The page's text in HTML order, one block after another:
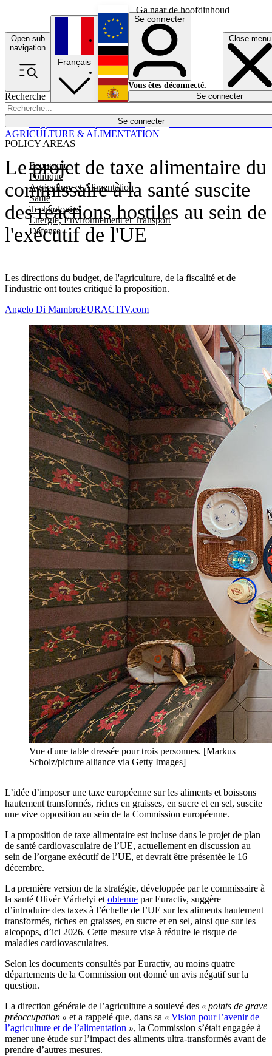
Ga naar de hoofdinhoud
Open sub
navigation
Close menu
Recherche
Se connecter
POLICY AREAS
Economie
Politique
Agriculture et Alimentation
Santé
Technologies
Energie, Environnement et Transport
Défense
Économie
Français
English
Deutsch
Español
Se connecter
Vous êtes déconnecté.
Se connecter
Le projet de taxe alimentaire du
commissaire à la santé suscite
des réactions hostiles au sein de
l'exécutif de l'UE
Les directions du budget, de l'agriculture, de la fiscalité et de
l'industrie ont toutes critiqué la proposition.
AGRICULTURE & ALIMENTATION
Angelo Di MambroEURACTIV.com
Vue d'une table dressée pour trois personnes. [Markus
Scholz/picture alliance via Getty Images]
L’idée d’imposer une taxe européenne sur les aliments et boissons
hautement transformés, riches en graisses, en sucre et en sel, suscite
une vive opposition au sein de la Commission européenne.
La proposition de taxe alimentaire est incluse dans le projet de plan
de santé cardiovasculaire de l’UE, actuellement en discussion au
sein de l’organe exécutif de l’UE, et devrait être présentée le 16
décembre.
La première version de la stratégie, développée par le commissaire à
la santé Olivér Várhelyi et obtenue par Euractiv, suggère
d’introduire des taxes à l’échelle de l’UE sur les aliments hautement
transformés, riches en graisses, en sucre et en sel, ainsi que sur les
alcopops, d’ici 2026. Cette mesure vise à réduire le risque de
maladies cardiovasculaires.
Selon les documents consultés par Euractiv, au moins quatre
départements de la Commission ont donné un avis négatif sur la
question.
La direction générale de l’agriculture a soulevé des « points de grave
préoccupation » et a rappelé que, dans sa «Vision pour l’avenir de
l’agriculture et de l’alimentation », la Commission s’était engagée à
mener une étude sur l’impact des aliments ultra-transformés avant de
prendre d’autres mesures.